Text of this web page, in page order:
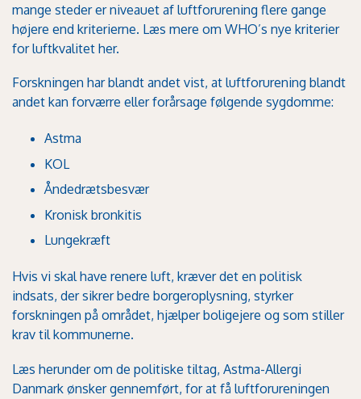
mange steder er niveauet af luftforurening flere gange
højere end kriterierne. Læs mere om WHO’s nye kriterier
for luftkvalitet her.
Forskningen har blandt andet vist, at luftforurening blandt
andet kan forværre eller forårsage følgende sygdomme:
Astma
KOL
Åndedrætsbesvær
Kronisk bronkitis
Lungekræft
Hvis vi skal have renere luft, kræver det en politisk
indsats, der sikrer bedre borgeroplysning, styrker
forskningen på området, hjælper boligejere og som stiller
krav til kommunerne.
Læs herunder om de politiske tiltag, Astma-Allergi
Danmark ønsker gennemført, for at få luftforureningen